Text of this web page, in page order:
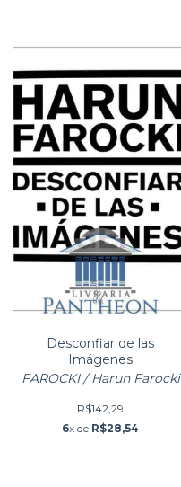
Desconfiar de las
Imágenes
FAROCKI / Harun Farocki
R$142,29
6x de R$28,54